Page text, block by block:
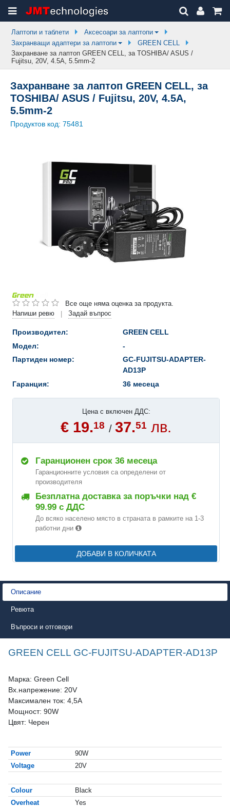
Лаптопи и таблети
Аксесоари за лаптопи
Захранващи адаптери за лаптопи
GREEN CELL
Захранване за лаптоп GREEN CELL, за TOSHIBA/ ASUS /
Fujitsu, 20V, 4.5A, 5.5mm-2
Захранване за лаптоп GREEN CELL, за
TOSHIBA/ ASUS / Fujitsu, 20V, 4.5A,
5.5mm-2
Продуктов код: 75481
Все още няма оценка за продукта.
Напиши ревю
| Задай въпрос
Производител:
GREEN CELL
Модел:
-
Партиден номер:
GC-FUJITSU-ADAPTER-
AD13P
Гаранция:
36 месеца
Цена с включен ДДС:
€ 19.18 / 37.51 лв.
Гаранционен срок 36 месеца
Гаранционните условия са определени от
производителя
Безплатна доставка за поръчки над €
99.99 с ДДС
До всяко населено място в страната в рамките на 1-3
работни дни
ДОБАВИ В КОЛИЧКАТА
Описание
Ревюта
Въпроси и отговори
GREEN CELL GC-FUJITSU-ADAPTER-AD13P
Марка: Green Cell
Вх.напрежение: 20V
Максимален ток: 4,5A
Мощност: 90W
Цвят: Черен
Power
90W
Voltage
20V
Colour
Black
Overheat
Yes